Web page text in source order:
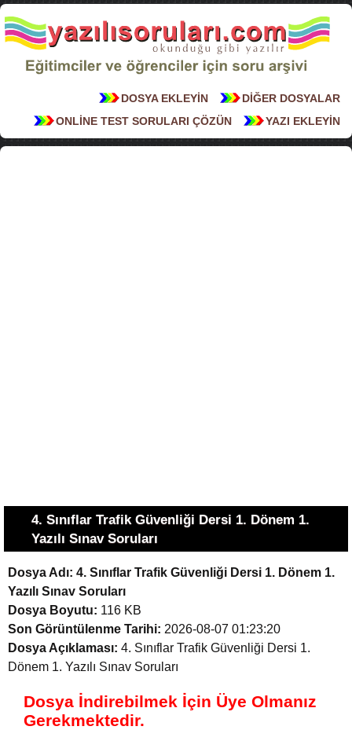
DİĞER DOSYALAR
DOSYA EKLEYİN
YAZI EKLEYİN
ONLİNE TEST SORULARI ÇÖZÜN
4. Sınıflar Trafik Güvenliği Dersi 1. Dönem 1.
Yazılı Sınav Soruları
Dosya Adı: 4. Sınıflar Trafik Güvenliği Dersi 1. Dönem 1.
Yazılı Sınav Soruları
Dosya Boyutu: 116 KB
Son Görüntülenme Tarihi: 2026-08-07 01:23:20
Dosya Açıklaması: 4. Sınıflar Trafik Güvenliği Dersi 1.
Dönem 1. Yazılı Sınav Soruları
Dosya İndirebilmek İçin Üye Olmanız
Gerekmektedir.